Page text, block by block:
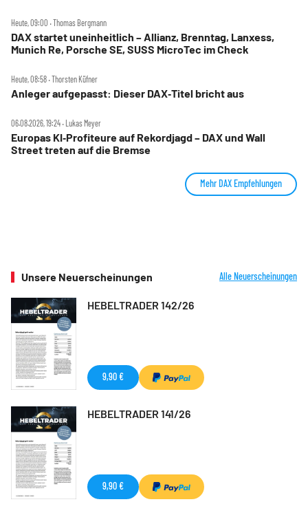
Heute, 09:00 ‧ Thomas Bergmann
DAX startet uneinheitlich – Allianz, Brenntag, Lanxess,
Munich Re, Porsche SE, SUSS MicroTec im Check
Heute, 08:58 ‧ Thorsten Küfner
Anleger aufgepasst: Dieser DAX‑Titel bricht aus
06.08.2026, 19:24 ‧ Lukas Meyer
Europas KI‑Profiteure auf Rekordjagd – DAX und Wall
Street treten auf die Bremse
Mehr DAX Empfehlungen
Unsere Neuerscheinungen Alle Neuerscheinungen
HEBELTRADER 142/26
9,90 €
HEBELTRADER 141/26
9,90 €